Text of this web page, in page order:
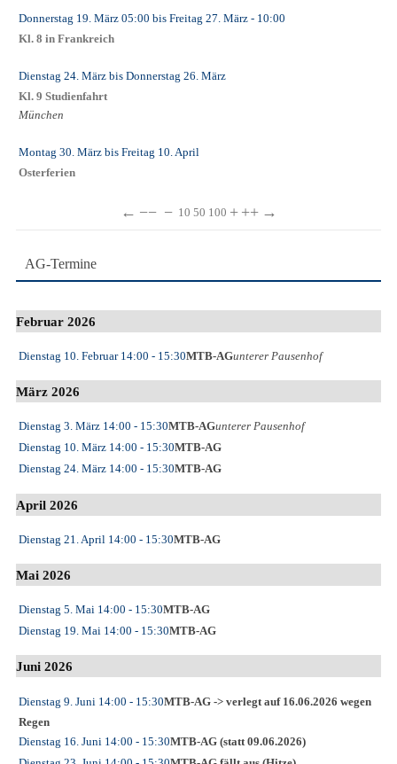
Donnerstag 19. März 05:00 bis Freitag 27. März - 10:00
Kl. 8 in Frankreich
Dienstag 24. März bis Donnerstag 26. März
Kl. 9 Studienfahrt
München
Montag 30. März bis Freitag 10. April
Osterferien
← −− − 10 50 100 + ++ →
AG-Termine
Februar 2026
Dienstag 10. Februar14:00 - 15:30MTB-AGunterer Pausenhof
März 2026
Dienstag 3. März 14:00 - 15:30MTB-AGunterer Pausenhof
Dienstag 10. März 14:00 - 15:30MTB-AG
Dienstag 24. März 14:00 - 15:30MTB-AG
April 2026
Dienstag 21. April 14:00 - 15:30MTB-AG
Mai 2026
Dienstag 5. Mai 14:00 - 15:30MTB-AG
Dienstag 19. Mai 14:00 - 15:30MTB-AG
Juni 2026
Dienstag 9. Juni 14:00 - 15:30MTB-AG -> verlegt auf 16.06.2026 wegen
Regen
Dienstag 16. Juni 14:00 - 15:30MTB-AG (statt 09.06.2026)